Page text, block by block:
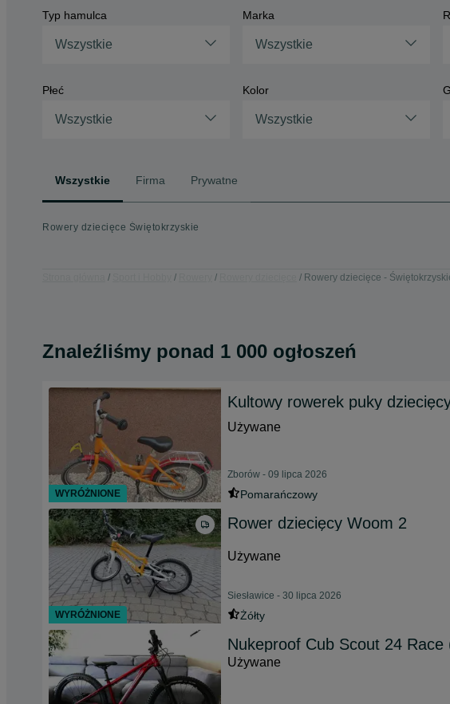
Typ hamulca
Wszystkie
Marka
Wszystkie
Płeć
Wszystkie
Kolor
Wszystkie
Wszystkie Firma Prywatne
Rowery dziecięce Świętokrzyskie
Rowery dziecięce -
Znaleźliśmy ponad 1 000 ogłoszeń
Kultowy rowerek puky
Używane
Zborów - 09 lipca 2026
Pomarańczowy
Rower dziecięcy Woom 2
Używane
Siesławice - 30 lipca 2026
Żółty
Nukeproof Cub Scout 24
Używane
WYRÓŻNIONE
WYRÓŻNIONE